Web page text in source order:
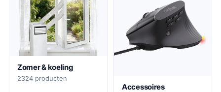
Zomer & koeling
2324 producten
Accessoires